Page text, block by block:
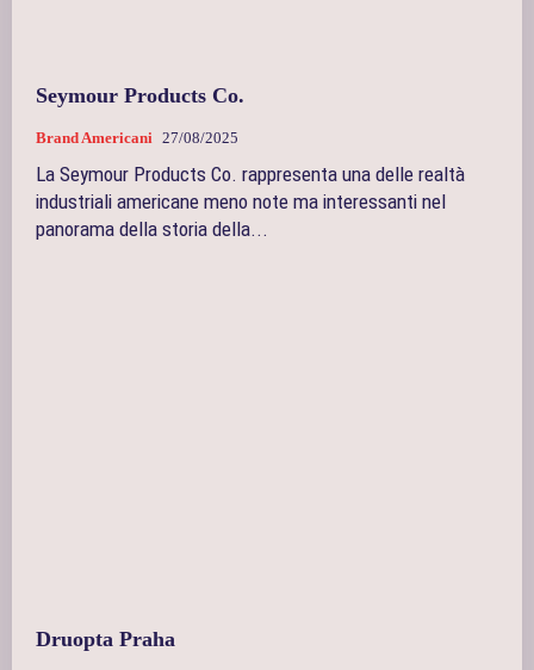
Seymour Products Co.
Brand Americani 27/08/2025
La Seymour Products Co. rappresenta una delle realtà
industriali americane meno note ma interessanti nel
panorama della storia della...
Druopta Praha